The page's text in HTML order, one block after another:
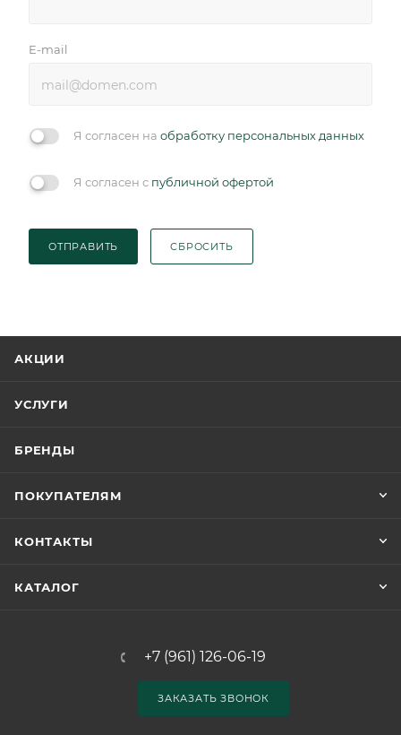
E-mail
Я согласен на обработку персональных данных
Я согласен с публичной офертой
ОТПРАВИТЬ СБРОСИТЬ
АКЦИИ
УСЛУГИ
БРЕНДЫ
ПОКУПАТЕЛЯМ
КОНТАКТЫ
КАТАЛОГ
+7 (961) 126-06-19
ЗАКАЗАТЬ ЗВОНОК